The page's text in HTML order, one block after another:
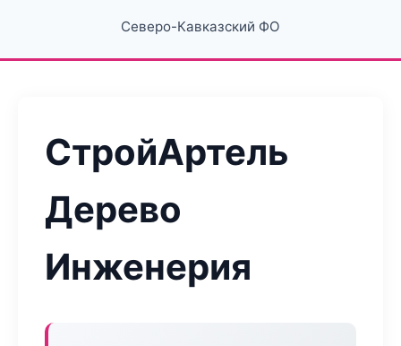
Северо-Кавказский ФО
СтройАртель
Дерево
Инженерия